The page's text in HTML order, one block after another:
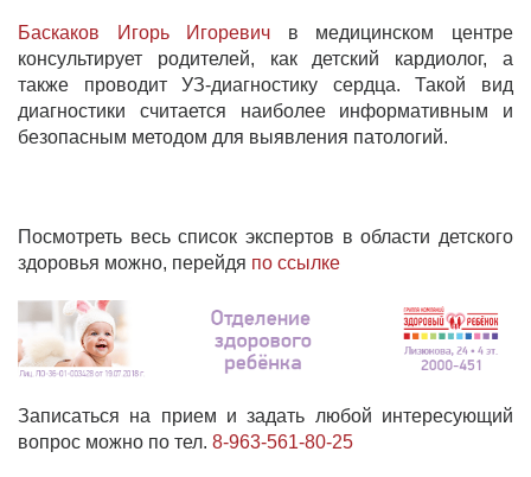
Баскаков Игорь Игоревич в медицинском центре
консультирует родителей, как детский кардиолог, а
также проводит УЗ-диагностику сердца. Такой вид
диагностики считается наиболее информативным и
безопасным методом для выявления патологий.
Посмотреть весь список экспертов в области детского
здоровья можно, перейдя по ссылке
Записаться на прием и задать любой интересующий
вопрос можно по тел. 8-963-561-80-25